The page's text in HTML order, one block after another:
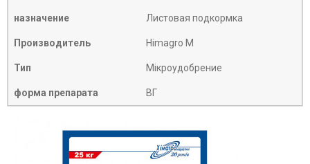
назначение Листовая подкормка
Производитель Himagro M
Тип Мікроудобрение
форма препарата ВГ